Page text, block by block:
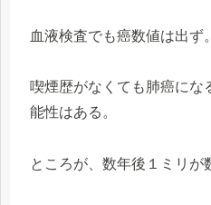
血液検査でも癌数値は出ず。
喫煙歴がなくても肺癌にな
能性はある。
ところが、数年後１ミリが